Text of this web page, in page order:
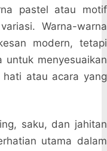
pastel atau motif
Warna-warna
modern, tetapi
untuk menyesuaikan
atau acara yang
saku, dan jahitan
utama dalam